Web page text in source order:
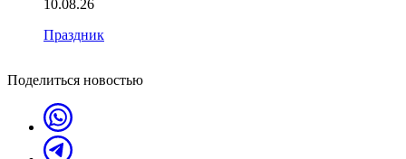
10.08.26
Праздник
Поделиться новостью